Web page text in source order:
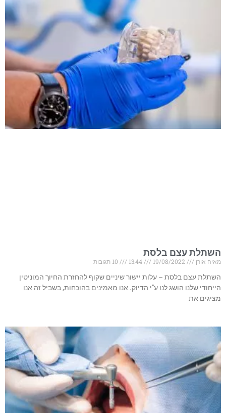
השתלת עצם בלסת
מאיה אורן
השתלת עצם בלסת – עלות יישור שיניים שקוף להחזרת החיוך המוניטין
הייחודי שלנו הושג לנו ע"י הדיוק. אנו מאמינים בהוכחות, בשביל זה אנו
מציגים את